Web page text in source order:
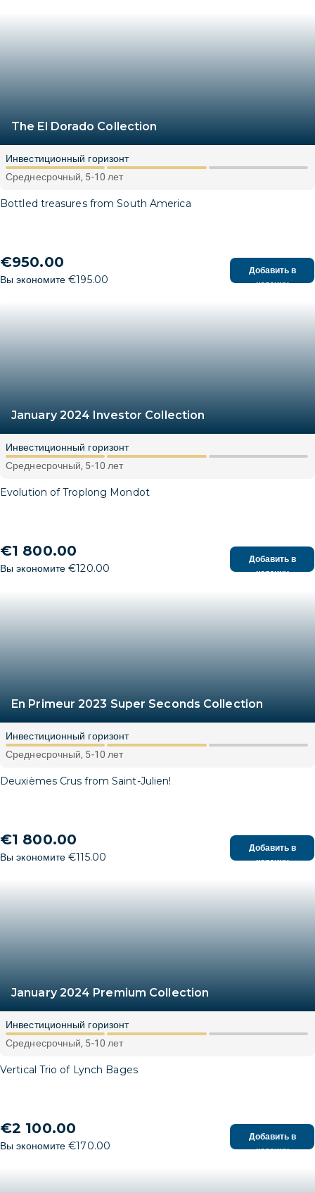
The El Dorado Collection
Инвестиционный горизонт
Среднесрочный, 5-10 лет
Bottled treasures from South America
€950.00
Вы экономите €195.00
Добавить в
корзину
January 2024 Investor Collection
Инвестиционный горизонт
Среднесрочный, 5-10 лет
Evolution of Troplong Mondot
€1 800.00
Вы экономите €120.00
Добавить в
корзину
En Primeur 2023 Super Seconds Collection
Инвестиционный горизонт
Среднесрочный, 5-10 лет
Deuxièmes Crus from Saint-Julien!
€1 800.00
Вы экономите €115.00
Добавить в
корзину
January 2024 Premium Collection
Инвестиционный горизонт
Среднесрочный, 5-10 лет
Vertical Trio of Lynch Bages
€2 100.00
Вы экономите €170.00
Добавить в
корзину